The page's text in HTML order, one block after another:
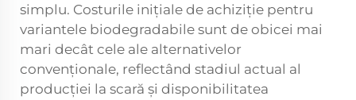
simplu. Costurile inițiale de achiziție pentru
variantele biodegradabile sunt de obicei mai
mari decât cele ale alternativelor
convenționale, reflectând stadiul actual al
producției la scară și disponibilitatea